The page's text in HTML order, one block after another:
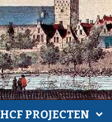
HCF PROJECTEN